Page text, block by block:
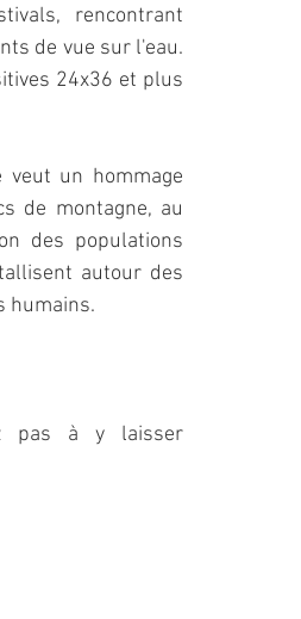
rencontrant
de vue sur l'eau.
24x36 et plus
un hommage
de montagne, au
des populations
autour des
humains.
pas à y laisser